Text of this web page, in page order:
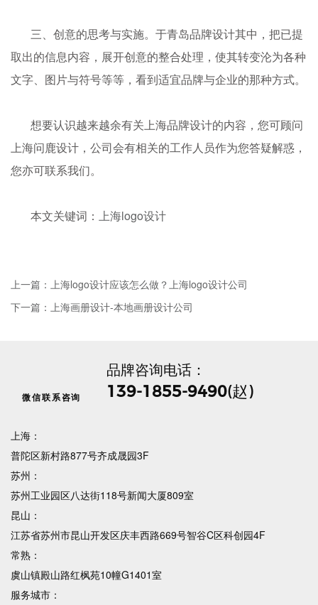
三、创意的思考与实施。于青岛品牌设计其中，把已提
取出的信息内容，展开创意的整合处理，使其转变沦为各种
文字、图片与符号等等，看到适宜品牌与企业的那种方式。
想要认识越来越余有关上海品牌设计的内容，您可顾问
上海问鹿设计，公司会有相关的工作人员作为您答疑解惑，
您亦可联系我们。
本文关键词： 上海logo设计
上一篇：上海logo设计应该怎么做？上海logo设计公司
下一篇：上海画册设计-本地画册设计公司
微信联系咨询
品牌咨询电话：
139-1855-9490(赵)
上海：
普陀区新村路877号齐成晟园3F
苏州：
苏州工业园区八达街118号新闻大厦809室
昆山：
江苏省苏州市昆山开发区庆丰西路669号智谷C区科创园4F
常熟：
虞山镇殿山路红枫苑10幢G1401室
服务城市：